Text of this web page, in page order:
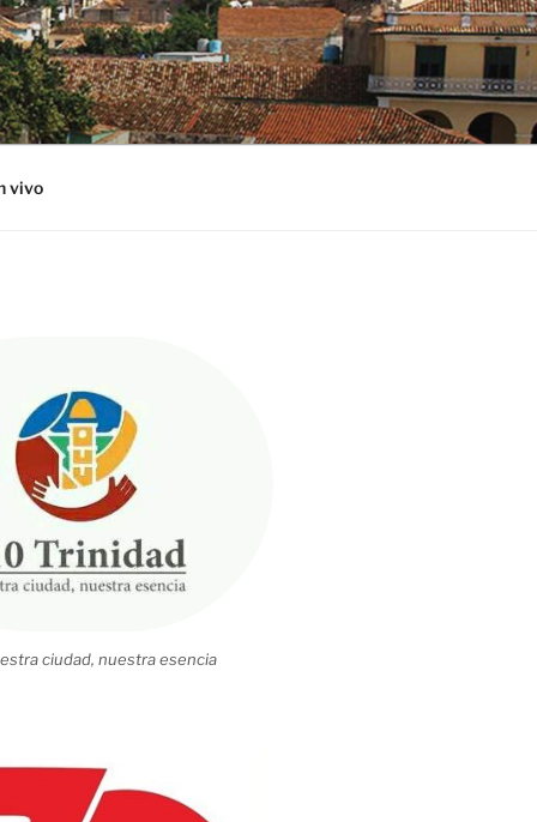
vivo
ciudad, nuestra esencia